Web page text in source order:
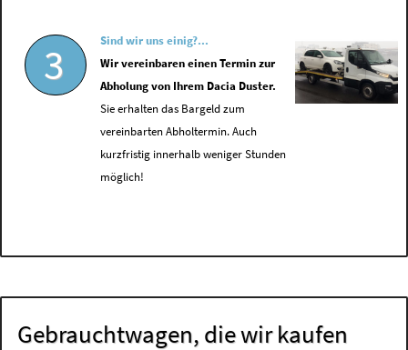
3
Sind wir uns einig?...
Wir vereinbaren einen Termin zur
Abholung von Ihrem Dacia Duster.
Sie erhalten das Bargeld zum
vereinbarten Abholtermin. Auch
kurzfristig innerhalb weniger Stunden
möglich!
Gebrauchtwagen, die wir kaufen